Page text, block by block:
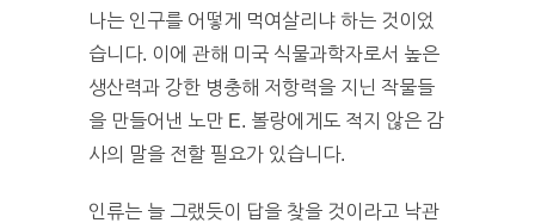
나는 인구를 어떻게 먹여살리냐 하는 것이었
습니다. 이에 관해 미국 식물과학자로서 높은
생산력과 강한 병충해 저항력을 지닌 작물들
을 만들어낸 노만 E. 볼랑에게도 적지 않은 감
사의 말을 전할 필요가 있습니다.
인류는 늘 그랬듯이 답을 찾을 것이라고 낙관